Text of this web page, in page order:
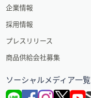
企業情報
採用情報
プレスリリース
商品供給会社募集
ソーシャルメディア一覧